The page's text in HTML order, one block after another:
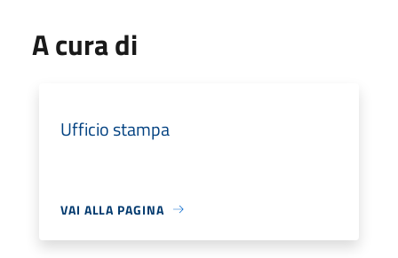
A cura di
Ufficio stampa
VAI ALLA PAGINA